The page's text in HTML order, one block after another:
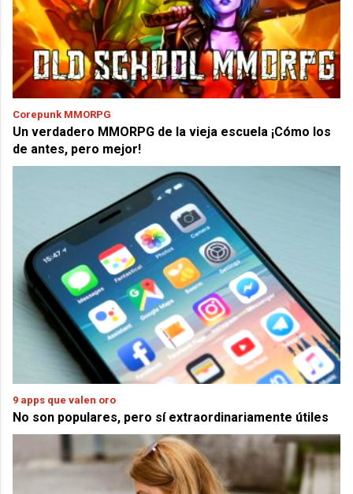
Corepunk MMORPG
Un verdadero MMORPG de la vieja escuela ¡Cómo los
de antes, pero mejor!
9 apps que valen oro
No son populares, pero sí extraordinariamente útiles